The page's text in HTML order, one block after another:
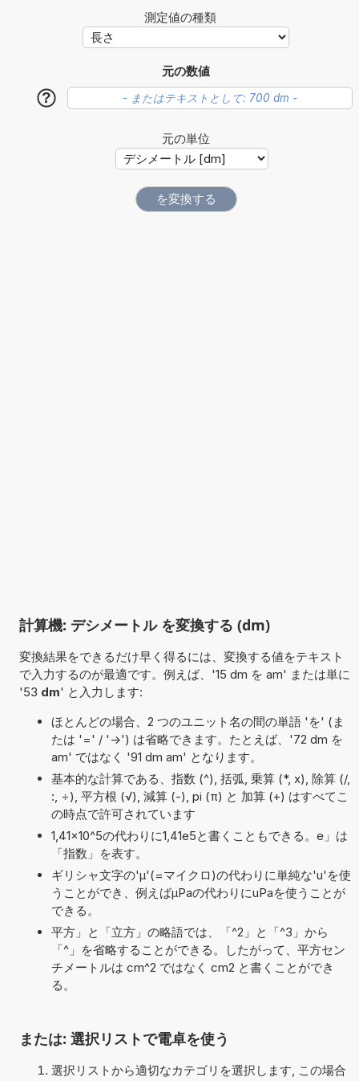
測定値の種類
元の数値
?
元の単位
計算機: デシメートル を変換する (dm)
変換結果をできるだけ早く得るには、変換する値をテキスト
で入力するのが最適です。例えば、'15 dm を am' または単に
'53 dm' と入力します:
ほとんどの場合、2 つのユニット名の間の単語 'を' (ま
たは '=' / '->') は省略できます。たとえば、'72 dm を
am' ではなく '91 dm am' となります。
基本的な計算である、指数 (^), 括弧, 乗算 (*, x), 除算 (/,
:, ÷), 平方根 (√), 減算 (-), pi (π) と 加算 (+) はすべてこ
の時点で許可されています
1,41×10^5の代わりに1,41e5と書くこともできる。e」は
「指数」を表す。
ギリシャ文字の'μ'(=マイクロ)の代わりに単純な'u'を使
うことができ、例えばµPaの代わりにuPaを使うことが
できる。
平方」と「立方」の略語では、「^2」と「^3」から
「^」を省略することができる。したがって、平方セン
チメートルは cm^2 ではなく cm2 と書くことができ
る。
または: 選択リストで電卓を使う
選択リストから適切なカテゴリを選択します, この場合